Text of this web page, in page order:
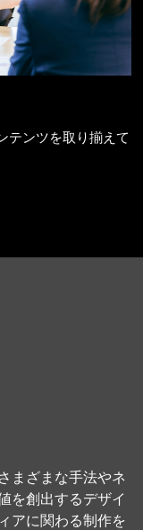
テンツを取り揃えて
まざまな手法やネ
を創出するデザイ
アに関わる制作を